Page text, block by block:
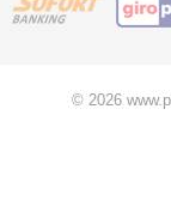
© 2026